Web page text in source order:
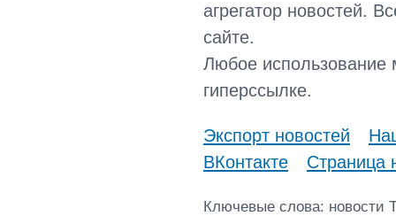
агрегатор новостей.
сайте.
Любое использование
гиперссылке.
Экспорт новостей
ВКонтакте
Страница
Ключевые слова: новости